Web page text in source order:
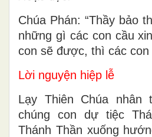
Chúa Phán: “Thầy bảo
những gì các con cầu
con sẽ được, thì các
Lời nguyện hiệp lễ
Lạy Thiên Chúa nhân
chúng con dự tiệc
Thánh Thần xuống